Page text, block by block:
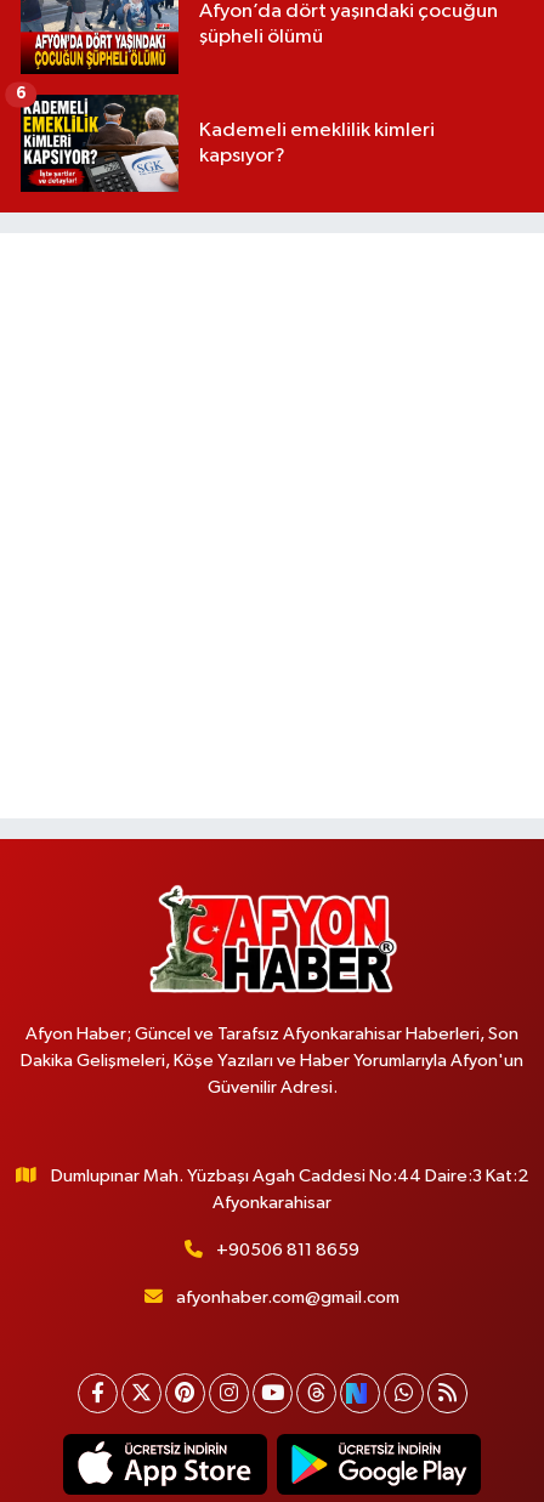
Afyon’da dört yaşındaki çocuğun
şüpheli ölümü
Kademeli emeklilik kimleri
kapsıyor?
6
Afyon Haber; Güncel ve Tarafsız Afyonkarahisar Haberleri, Son
Dakika Gelişmeleri, Köşe Yazıları ve Haber Yorumlarıyla Afyon'un
Güvenilir Adresi.
Dumlupınar Mah. Yüzbaşı Agah Caddesi No:44 Daire:3 Kat:2
Afyonkarahisar
+90506 811 8659
afyonhaber.com@gmail.com